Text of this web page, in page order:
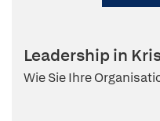
Leadership in
Wie Sie Ihre